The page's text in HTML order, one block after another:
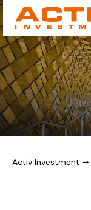
Activ Investment ➞